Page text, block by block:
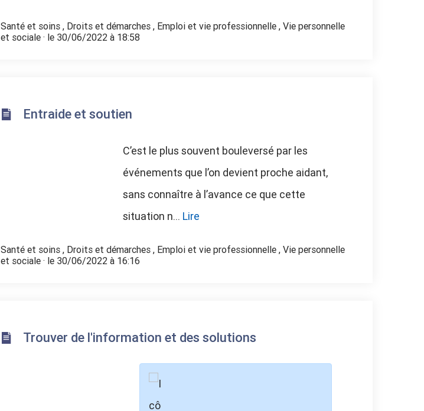
Santé et soins , Droits et démarches , Emploi et vie professionnelle , Vie personnelle
et sociale · le 30/06/2022 à 18:58
Entraide et soutien
C’est le plus souvent bouleversé par les
événements que l’on devient proche aidant,
sans connaître à l’avance ce que cette
situation n... Lire
Santé et soins , Droits et démarches , Emploi et vie professionnelle , Vie personnelle
et sociale · le 30/06/2022 à 16:16
Trouver de l'information et des solutions